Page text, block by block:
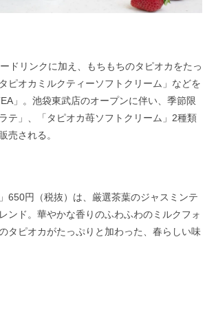
ドリンクに加え、もちもちのタピオカをたっ
ピオカミルクティーソフトクリーム」などを
」。池袋東武店のオープンに伴い、季節限
テ」、「タピオカ苺ソフトクリーム」2種類
売される。
650円（税抜）は、厳選茶葉のジャスミンテ
ンド。華やかな香りのふわふわのミルクフォ
タピオカがたっぷりと加わった、春らしい味